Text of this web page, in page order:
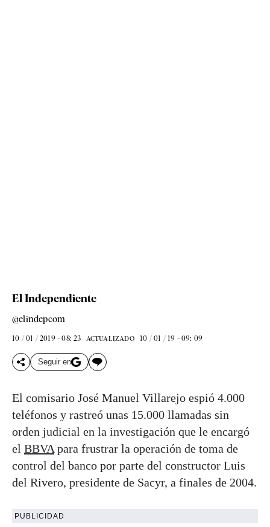
El Independiente
@elindepcom
10 / 01 / 2019 - 08: 23 ACTUALIZADO 10 / 01 / 19 - 09: 09
Seguir en
El comisario José Manuel Villarejo espió 4.000
teléfonos y rastreó unas 15.000 llamadas sin
orden judicial en la investigación que le encargó
el BBVA para frustrar la operación de toma de
control del banco por parte del constructor Luis
del Rivero, presidente de Sacyr, a finales de 2004.
PUBLICIDAD